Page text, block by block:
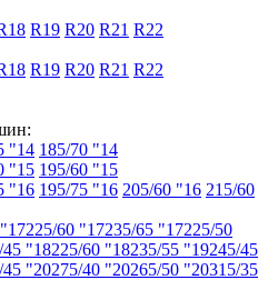
R19 R20 R21 R22
R19 R20 R21 R22
"14 185/70 "14
"15 195/60 "15
"16 195/75 "16 205/60 "16 215/60
225/60 "17235/65 "17225/50
45 "18225/60 "18235/55 "19245/45
45 "20275/40 "20265/50 "20315/35